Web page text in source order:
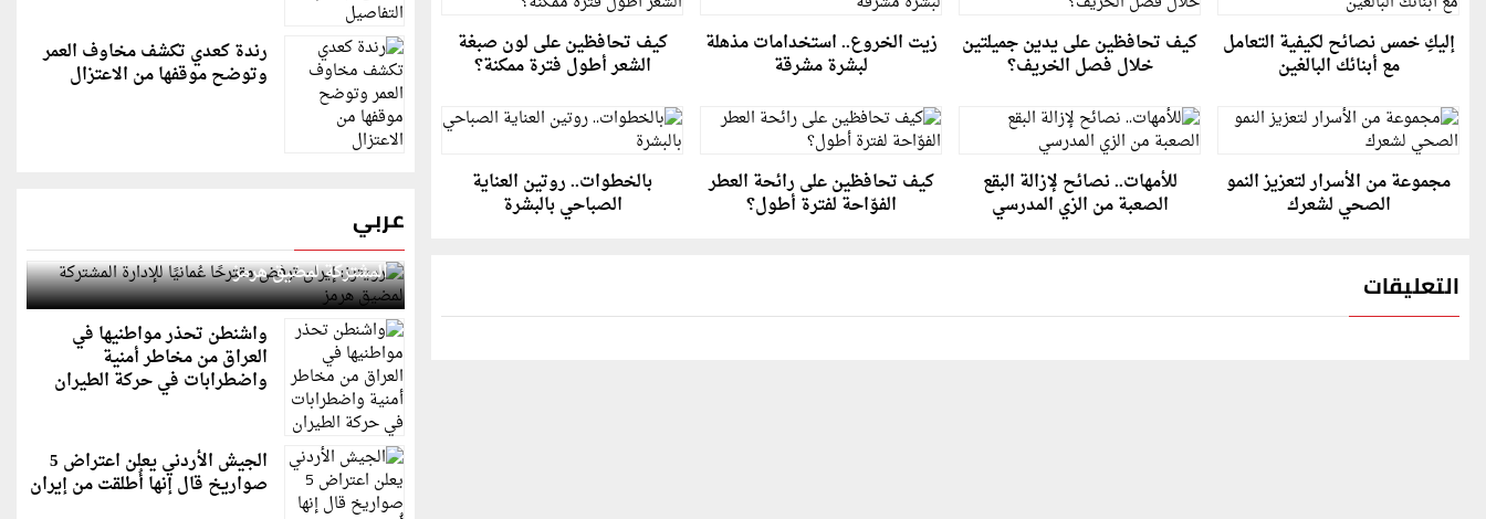
إليكِ خمس نصائح لكيفية التعامل
مع أبنائك البالغين
كيف تحافظين على يدين جميلتين
خلال فصل الخريف؟
زيت الخروع.. استخدامات مذهلة
لبشرة مشرقة
كيف تحافظين على لون صبغة
الشعر أطول فترة ممكنة؟
مجموعة من الأسرار لتعزيز النمو
الصحي لشعرك
للأمهات.. نصائح لإزالة البقع
الصعبة من الزي المدرسي
كيف تحافظين على رائحة العطر
الفوّاحة لفترة أطول؟
بالخطوات.. روتين العناية
الصباحي بالبشرة
التعليقات
رندة كعدي تكشف مخاوف العمر
وتوضح موقفها من الاعتزال
عربي
رويترز: إيران ترفض مقترحًا عُمانيًا للإدارة
المشتركة لمضيق هرمز
واشنطن تحذر مواطنيها في
العراق من مخاطر أمنية
واضطرابات في حركة الطيران
الجيش الأردني يعلن اعتراض 5
صواريخ قال إنها أُطلقت من إيران